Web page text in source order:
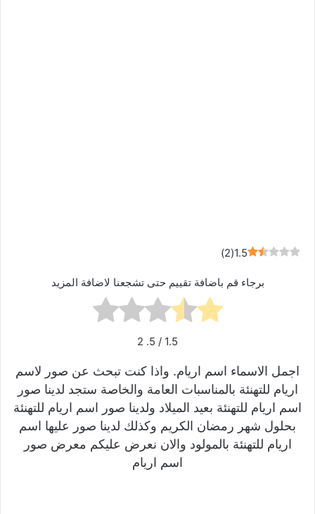
1.5
(
2
)
برجاء قم باضافة تقييم حتى تشجعنا لاضافة المزيد
1.5
/ 5.
2
اجمل الاسماء اسم اريام. واذا كنت تبحث عن صور لاسم
اريام للتهنئة بالمناسبات العامة والخاصة ستجد لدينا صور
اسم اريام للتهنئة بعيد الميلاد ولدينا صور اسم اريام للتهنئة
بحلول شهر رمضان الكريم وكذلك لدينا صور عليها اسم
اريام للتهنئة بالمولود والان نعرض عليكم معرض صور
اسم اريام